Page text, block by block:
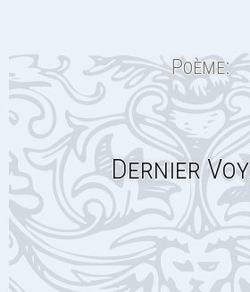
Poème:
Dernier